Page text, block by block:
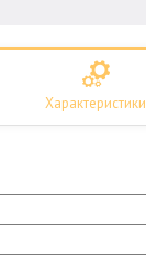
Характеристики